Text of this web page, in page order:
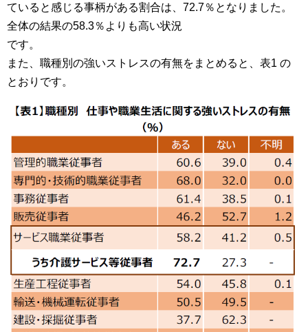
ていると感じる事柄がある割合は、72.7％となりました。
全体の結果の58.3％よりも高い状況
です。
また、職種別の強いストレスの有無をまとめると、表1 の
とおりです。